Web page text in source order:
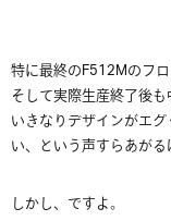
特に最終のF512Mのフ
そして実際生産終了後
いきなりデザインがエ
い、という声すらあが
しかし、ですよ。